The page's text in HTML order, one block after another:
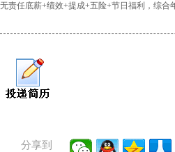
无责任底薪+绩效+提成+五险+节日福利，综合
分享到